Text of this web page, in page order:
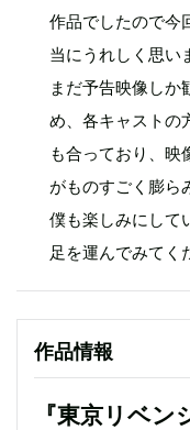
作品でしたので今
当にうれしく思い
まだ予告映像しか
め、各キャストの
も合っており、映
がものすごく膨ら
僕も楽しみにして
足を運んでみてく
作品情報
『東京リベン